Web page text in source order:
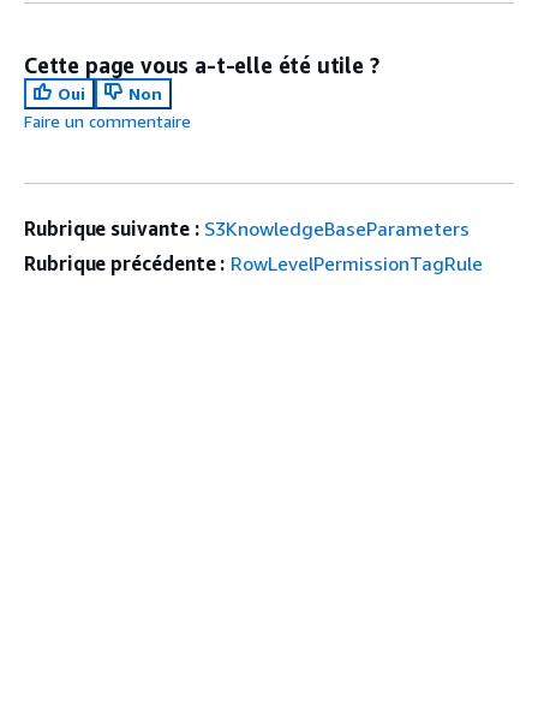
Cette page vous a-t-elle été utile ?
Oui
Non
Faire un commentaire
Rubrique suivante : S3KnowledgeBaseParameters
Rubrique précédente : RowLevelPermissionTagRule